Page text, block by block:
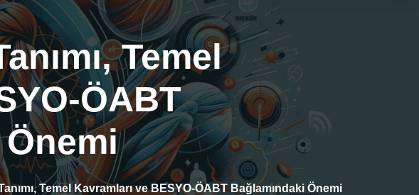
Temel
ÖABT
Temel Kavramları ve BESYO-ÖABT Bağlamındaki Önemi